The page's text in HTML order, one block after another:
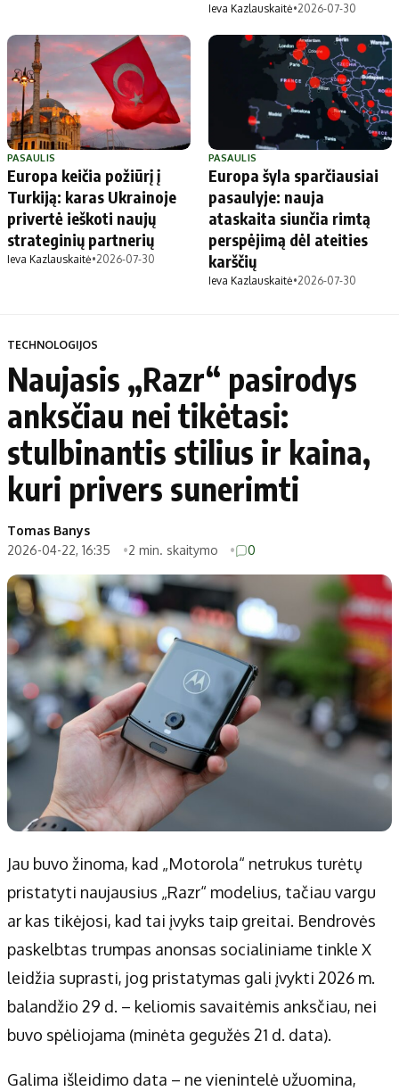
Ieva Kazlauskaitė•2026-07-30
PASAULIS
Europa keičia požiūrį į
Turkiją: karas Ukrainoje
privertė ieškoti naujų
strateginių partnerių
Ieva Kazlauskaitė•2026-07-30
PASAULIS
Europa šyla sparčiausiai
pasaulyje: nauja
ataskaita siunčia rimtą
perspėjimą dėl ateities
karščių
Ieva Kazlauskaitė•2026-07-30
TECHNOLOGIJOS
Naujasis „Razr“ pasirodys
anksčiau nei tikėtasi:
stulbinantis stilius ir kaina,
kuri privers sunerimti
Tomas Banys
2026-04-22, 16:35
2 min. skaitymo 0
Jau buvo žinoma, kad „Motorola“ netrukus turėtų
pristatyti naujausius „Razr“ modelius, tačiau vargu
ar kas tikėjosi, kad tai įvyks taip greitai. Bendrovės
paskelbtas trumpas anonsas socialiniame tinkle X
leidžia suprasti, jog pristatymas gali įvykti 2026 m.
balandžio 29 d. – keliomis savaitėmis anksčiau, nei
buvo spėliojama (minėta gegužės 21 d. data).
Galima išleidimo data – ne vienintelė užuomina,